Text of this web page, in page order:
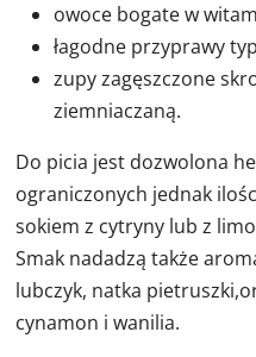
owoce bogate w
łagodne przyprawy
zupy zagęszczone
ziemniaczaną.
Do picia jest dozwolona
ograniczonych jednak
sokiem z cytryny lub z
Smak nadadzą także
lubczyk, natka
cynamon i wanilia.